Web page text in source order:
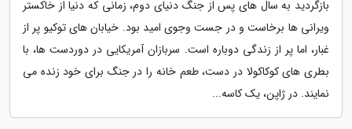
بازگردید به سال های پس از جنگ دنیای دوم، زمانی که دنیا از خاکستر
ویرانی ها برخاست و در جست وجوی امید بود. خیابان های توکیو پر از
غبار، اما پر از زندگی دوباره است. سربازان آمریکایی در دوردست ها، با
بطری های کوکاکولا در دست، طعم خانه را در جنگ برای خود زنده می
نمایند. در ژاپن، یک کاسه...